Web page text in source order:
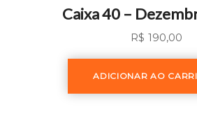
Caixa 40 –
R$ 190,00
ADICIONAR AO